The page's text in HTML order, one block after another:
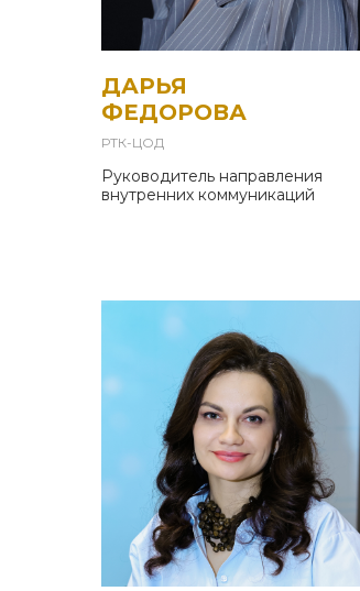
ДАРЬЯ
ФЕДОРОВА
РТК-ЦОД
Руководитель направления
внутренних коммуникаций